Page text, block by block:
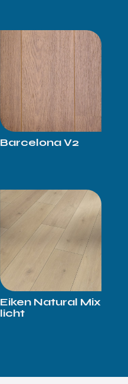
Barcelona V2
Eiken Natural Mix
licht